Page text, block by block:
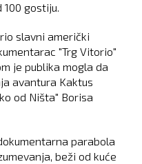
gostiju.
slavni američki
"Trg Vitorio"
je publika mogla da
avantura Kaktus
od Ništa" Borisa
parabola
beži od kuće